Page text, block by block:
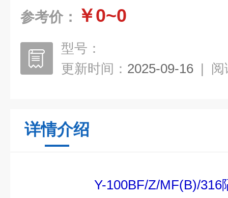
参考价： ￥0~0
型号：
更新时间： 2025-09-16 | 阅
详情介绍
Y-100BF/Z/MF(B)/316